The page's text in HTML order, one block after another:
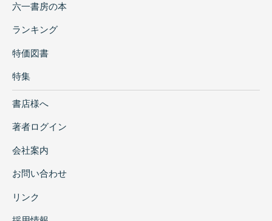
六一書房の本
ランキング
特価図書
特集
書店様へ
著者ログイン
会社案内
お問い合わせ
リンク